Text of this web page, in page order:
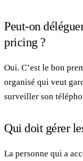
Peut-on
pricing ?
Oui. C’est le bon
organisé qui veut
surveiller son
Qui doit gérer
La personne qui a